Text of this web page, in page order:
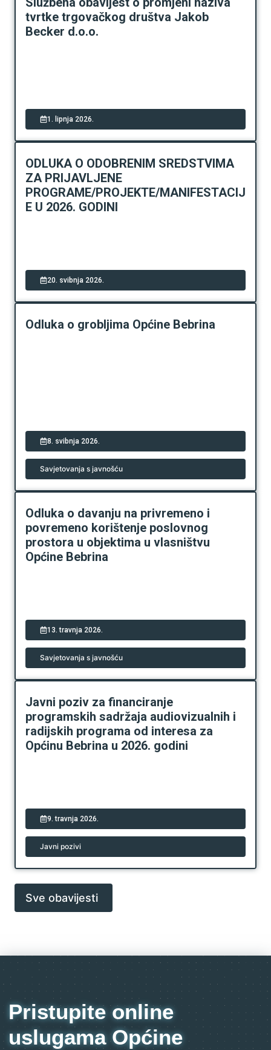
tvrtke trgovačkog društva Jakob
Becker d.o.o.
1. lipnja 2026.
ODLUKA O ODOBRENIM SREDSTVIMA
ZA PRIJAVLJENE
PROGRAME/PROJEKTE/MANIFESTACIJ
E U 2026. GODINI
20. svibnja 2026.
Odluka o grobljima Općine Bebrina
8. svibnja 2026.
Savjetovanja s javnošću
Odluka o davanju na privremeno i
povremeno korištenje poslovnog
prostora u objektima u vlasništvu
Općine Bebrina
13. travnja 2026.
Savjetovanja s javnošću
Javni poziv za financiranje
programskih sadržaja audiovizualnih i
radijskih programa od interesa za
Općinu Bebrina u 2026. godini
9. travnja 2026.
Javni pozivi
Sve obavijesti
Pristupite online
uslugama Općine